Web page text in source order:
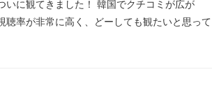
いに観てきました！ 韓国でクチコミが広が
率が非常に高く、どーしても観たいと思って